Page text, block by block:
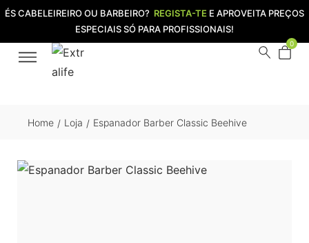
ÉS CABELEIREIRO OU BARBEIRO? REGISTA-TE E APROVEITA PREÇOS
ESPECIAIS SÓ PARA PROFISSIONAIS!
0
Home / Loja / Espanador Barber Classic Beehive